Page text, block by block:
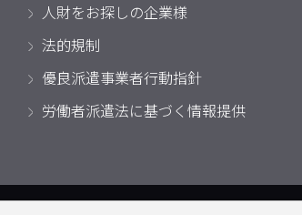
人財をお探しの企業様
法的規制
優良派遣事業者行動指針
労働者派遣法に基づく情報提供